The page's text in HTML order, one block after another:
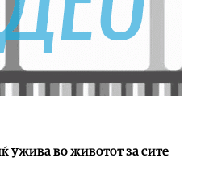
ужива во животот за сите